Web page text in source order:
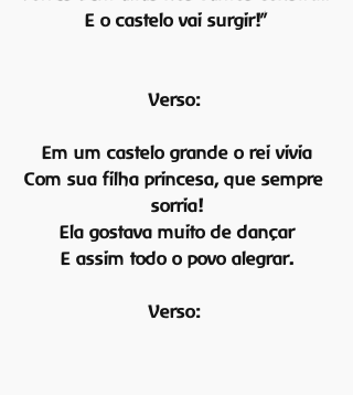
E o castelo vai surgir!”
Verso:
Em um castelo grande o rei vivia
Com sua filha princesa, que sempre
sorria!
Ela gostava muito de dançar
E assim todo o povo alegrar.
Verso: